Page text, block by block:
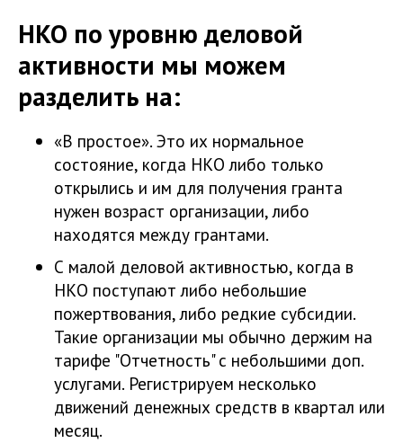
НКО по уровню деловой
активности мы можем
разделить на:
«В простое». Это их нормальное
состояние, когда НКО либо только
открылись и им для получения гранта
нужен возраст организации, либо
находятся между грантами.
С малой деловой активностью, когда в
НКО поступают либо небольшие
пожертвования, либо редкие субсидии.
Такие организации мы обычно держим на
тарифе "Отчетность" с небольшими доп.
услугами. Регистрируем несколько
движений денежных средств в квартал или
месяц.